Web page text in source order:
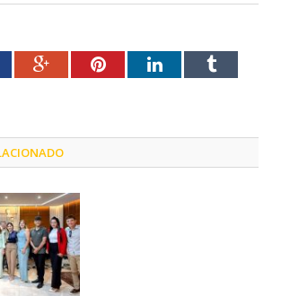
Google+PinterestLinkedInTumblr